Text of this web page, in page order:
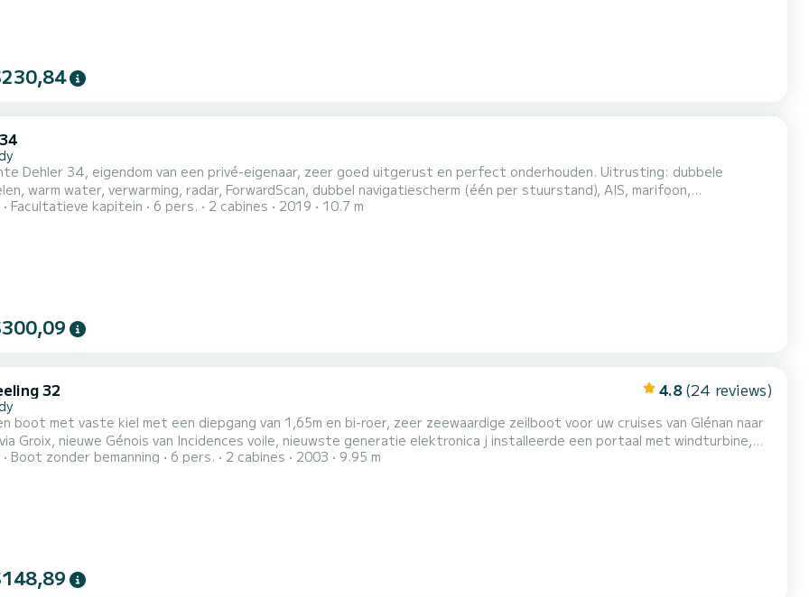
Dehler 34, eigendom van een privé-eigenaar, zeer goed uitgerust en perfect onderhouden. Uitrusting: dubbele
warm water, verwarming, radar, ForwardScan, dubbel navigatiescherm (één per stuurstand), AIS, marifoon,
ankerlier. De boot heeft twee tweepersoonscabines (voor en achter), een bijboot met
Facultatieve kapitein 6 pers. 2 cabines 2019 10.7 m
32 4.8 (24 reviews)
boot met vaste kiel met een diepgang van 1,65m en bi-roer, zeer zeewaardige zeilboot voor uw cruises van Glénan naar
Groix, nieuwe Génois van Incidences voile, nieuwste generatie elektronica j installeerde een portaal met windturbine,
Boot zonder bemanning 6 pers. 2 cabines 2003 9.95 m